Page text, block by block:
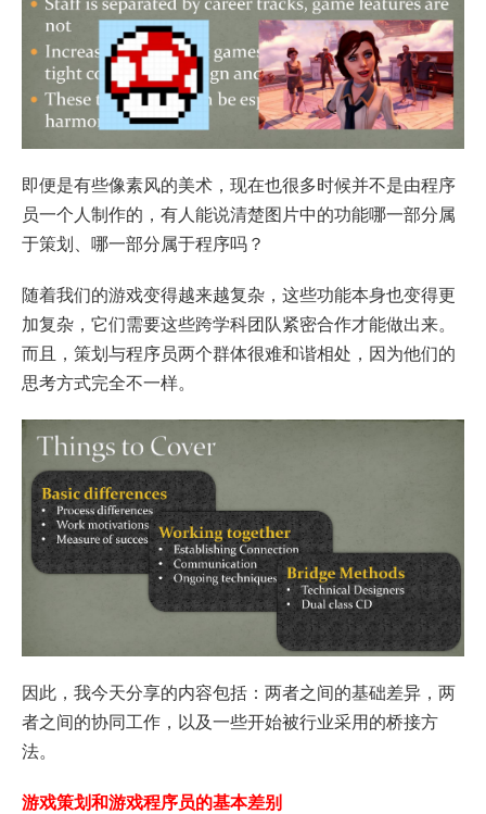
即便是有些像素风的美术，现在也很多时候并不是由程序
员一个人制作的，有人能说清楚图片中的功能哪一部分属
于策划、哪一部分属于程序吗？
随着我们的游戏变得越来越复杂，这些功能本身也变得更
加复杂，它们需要这些跨学科团队紧密合作才能做出来。
而且，策划与程序员两个群体很难和谐相处，因为他们的
思考方式完全不一样。
因此，我今天分享的内容包括：两者之间的基础差异，两
者之间的协同工作，以及一些开始被行业采用的桥接方
法。
游戏策划和游戏程序员的基本差别